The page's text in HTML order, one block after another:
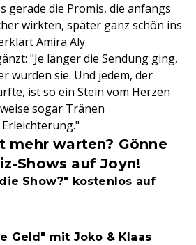
gerade die Promis, die anfangs
wirkten, später ganz schön ins
Amira Aly.
"Je länger die Sendung ging,
wurden sie. Und jedem, der
ist so ein Stein vom Herzen
sogar Tränen
mehr warten? Gönne
Shows auf Joyn!
Show?" kostenlos auf
Geld" mit Joko & Klaas